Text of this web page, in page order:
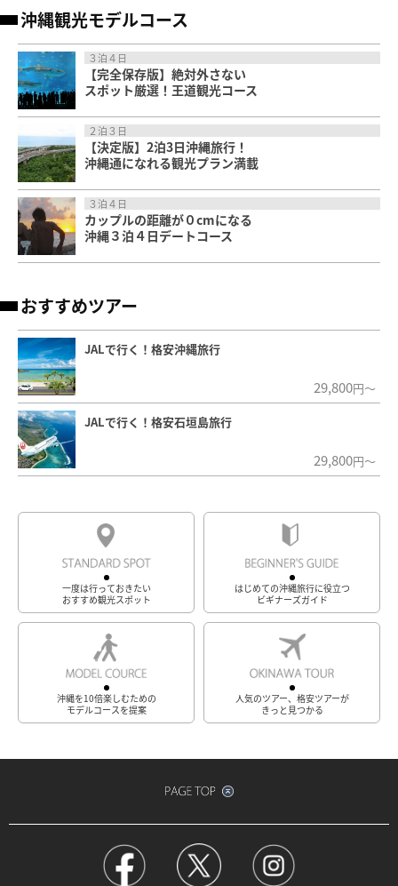
沖縄観光モデルコース
３泊４日
【完全保存版】絶対外さない
スポット厳選！王道観光コース
２泊３日
【決定版】2泊3日沖縄旅行！
沖縄通になれる観光プラン満載
３泊４日
カップルの距離が０cmになる
沖縄３泊４日デートコース
おすすめツアー
JALで行く！格安沖縄旅行
29,800円～
JALで行く！格安石垣島旅行
29,800円～
一度は行っておきたい
おすすめ観光スポット
はじめての沖縄旅行に役立つ
ビギナーズガイド
沖縄を10倍楽しむための
モデルコースを提案
人気のツアー、格安ツアーが
きっと見つかる